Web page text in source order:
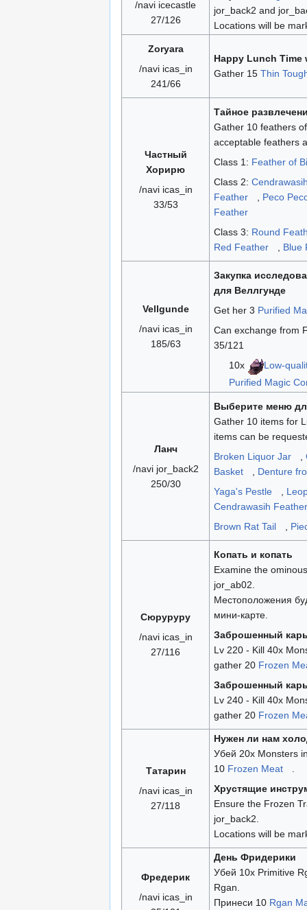
/navi icecastle
27/126
jor_back2 and
Locations will be
Zoryara
/navi icas_in
241/66
Happy Lunch Time
Gather 15 Thin
Частный
Хорирю
/navi icas_in
33/53
Тайное
Gather 10 feathers
acceptable feathers
Class 1: Feather of
Class 2:
Feather
, Peco
Feather
Class 3: Round
Red Feather
, Blue
Vellgunde
/navi icas_in
185/63
Закупка
для Веллгунде
Get her 3 Purified
Can exchange from
35/121
10x
Low-
Purified Magic
Ланч
/navi jor_back2
250/30
Выберите меню
Gather 10 items for
items can be
Broken Liquor Jar
,
Basket
, Denture
Yaga's Pestle
,
Cendrawasih Feather
Brown Rat Tail
,
Сюруруру
/navi icas_in
27/116
Копать и копать
Examine the
jor_ab02.
Местоположения
мини-карте.
Заброшенный
Lv 220 - Kill 40x
gather 20 Frozen
Заброшенный
Lv 240 - Kill 40x
gather 20 Frozen
Татарин
/navi icas_in
27/118
Нужен ли нам
Убей 20x Monsters
10 Frozen Meat
.
Хрустящие
Ensure the Frozen
jor_back2.
Locations will be
Фредерик
/navi icas_in
День Фридерики
Убей 10x Primitive
Rgan.
Принеси 10 Rgan